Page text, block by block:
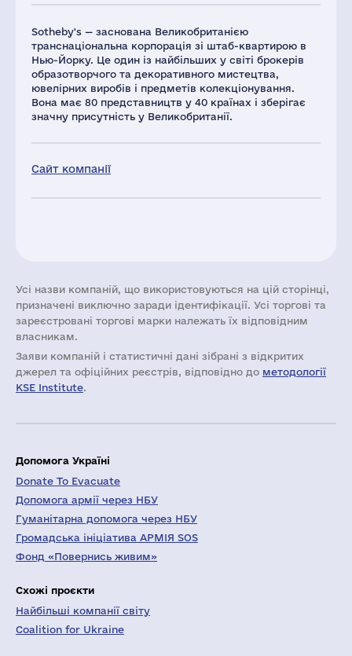
Sotheby's — заснована Великобританією
транснаціональна корпорація зі штаб-квартирою в
Нью-Йорку. Це один із найбільших у світі брокерів
образотворчого та декоративного мистецтва,
ювелірних виробів і предметів колекціонування.
Вона має 80 представництв у 40 країнах і зберігає
значну присутність у Великобританії.
Сайт компанії
Усі назви компаній, що використовуються на цій сторінці,
призначені виключно заради ідентифікації. Усі торгові та
зареєстровані торгові марки належать їх відповідним
власникам.
Заяви компаній i статистичні дані зібрані з відкритих
джерел та офіційних реєстрів, відповідно до методології
KSE Institute.
Допомога Україні
Donate To Evacuate
Допомога армії через НБУ
Гуманітарна допомога через НБУ
Громадська ініціатива АРМІЯ SOS
Фонд «Повернись живим»
Схожі проєкти
Найбільші компанії світу
Coalition for Ukraine